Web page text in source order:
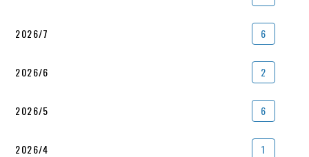
2026/7 6
2026/6 2
2026/5 6
2026/4 1